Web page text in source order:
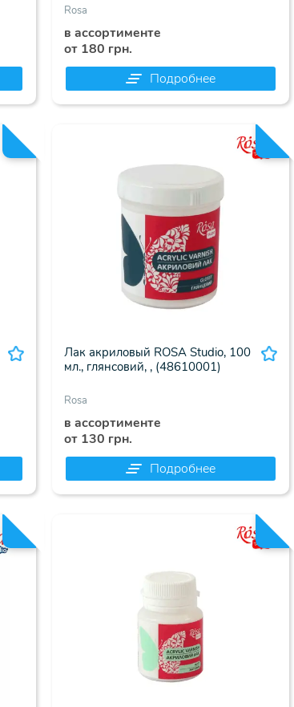
Rosa
в ассортименте
от 180 грн.
Подробнее
Лак акриловый ROSA Studio, 100
мл., глянсовий, , (48610001)
Rosa
в ассортименте
от 130 грн.
Подробнее